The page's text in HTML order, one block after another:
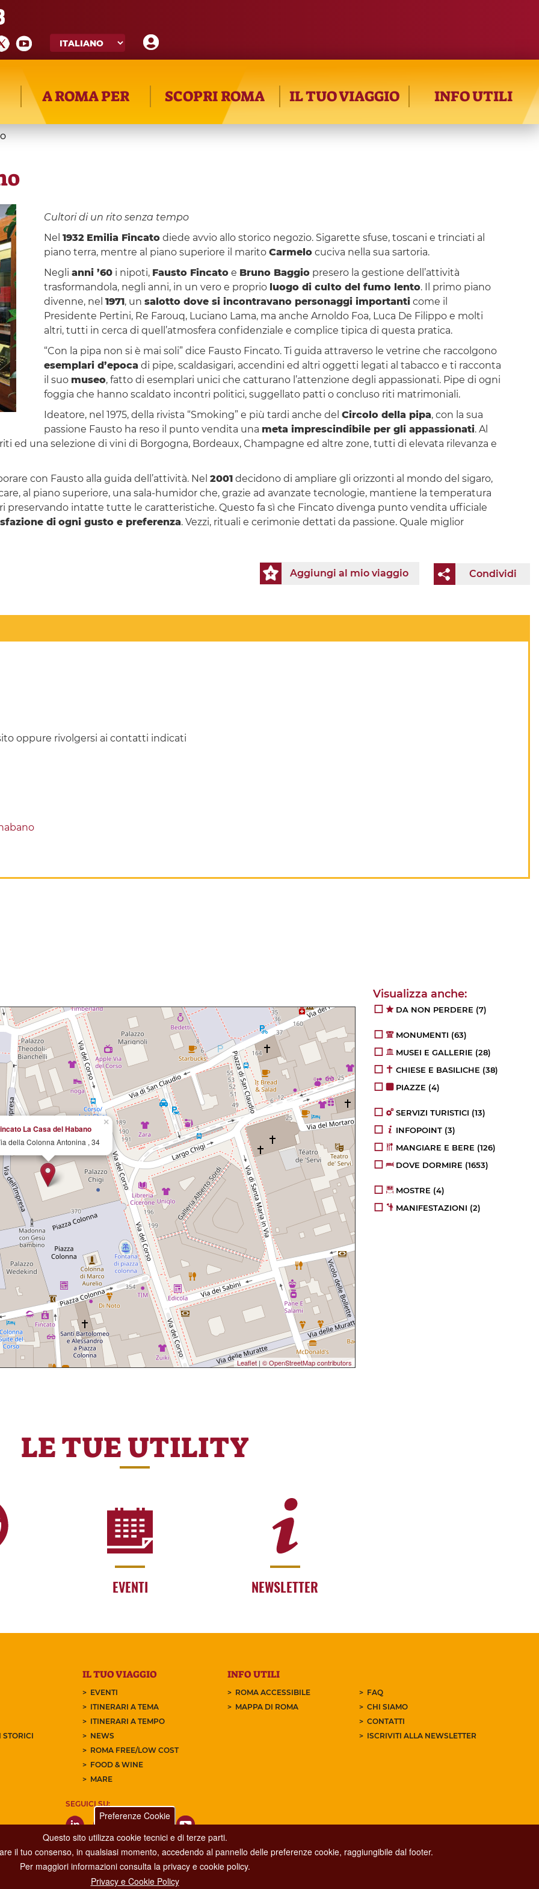
A ROMA PER SCOPRI ROMA IL TUO VIAGGIO INFO UTILI
Cultori di un rito senza tempo
Nel 1932 Emilia Fincatodiede avvio allo storico negozio. Sigarette sfuse, toscani e trinciati al
piano terra, mentre al piano superiore il marito Carmelocuciva nella sua sartoria.
Negli anni ’60i nipoti, Fausto Fincatoe Bruno Baggiopresero la gestione dell’attività
trasformandola, negli anni, in un vero e proprio luogo di culto del fumo lento. Il primo piano
divenne, nel 1971, un salotto dove si incontravano personaggi importanticome il
Presidente Pertini, Re Farouq, Luciano Lama, ma anche Arnoldo Foa, Luca De Filippo e molti
altri, tutti in cerca di quell’atmosfera confidenziale e complice tipica di questa pratica.
“Con la pipa non si è mai soli” dice Fausto Fincato. Ti guida attraverso le vetrine che raccolgono
esemplari d’epoca di pipe, scaldasigari, accendini ed altri oggetti legati al tabacco e ti racconta
il suo museo, fatto di esemplari unici che catturano l’attenzione degli appassionati. Pipe di ogni
foggia che hanno scaldato incontri politici, suggellato patti o concluso riti matrimoniali.
Ideatore, nel 1975, della rivista “Smoking” e più tardi anche del Circolo della pipa, con la sua
passione Fausto ha reso il punto vendita una meta imprescindibile per gli appassionati. Al
ed una selezione di vini di Borgogna, Bordeaux, Champagne ed altre zone, tutti di elevata rilevanza e
con Fausto alla guida dell’attività. Nel 2001decidono di ampliare gli orizzonti al mondo del sigaro,
al piano superiore, una sala-humidor che, grazie ad avanzate tecnologie, mantiene la temperatura
preservando intatte tutte le caratteristiche. Questo fa sì che Fincato divenga punto vendita ufficiale
di ogni gusto e preferenza. Vezzi, rituali e cerimonie dettati da passione. Quale miglior
Condividi
Aggiungi al mio viaggio
oppure rivolgersi ai contatti indicati
×
La Casa del Habano
della Colonna Antonina , 34
Leaflet | © OpenStreetMap contributors
DA NON PERDERE (7)
MONUMENTI (63)
MUSEI E GALLERIE (28)
CHIESE E BASILICHE (38)
PIAZZE (4)
SERVIZI TURISTICI (13)
INFOPOINT (3)
MANGIARE E BERE (126)
DOVE DORMIRE (1653)
MOSTRE (4)
MANIFESTAZIONI (2)
LE TUE UTILITY
EVENTI NEWSLETTER
STORICI
IL TUO VIAGGIO
EVENTI
ITINERARI A TEMA
ITINERARI A TEMPO
NEWS
ROMA FREE/LOW COST
FOOD & WINE
MARE
INFO UTILI
ROMA ACCESSIBILE
MAPPA DI ROMA
FAQ
CHI SIAMO
CONTATTI
ISCRIVITI ALLA NEWSLETTER
SEGUICI SU:
Preferenze Cookie
Questo sito utilizza cookie tecnici e di terze parti.
il tuo consenso, in qualsiasi momento, accedendo al pannello delle preferenze cookie, raggiungibile dal footer.
Per maggiori informazioni consulta la privacy e cookie policy.
Privacy e Cookie Policy